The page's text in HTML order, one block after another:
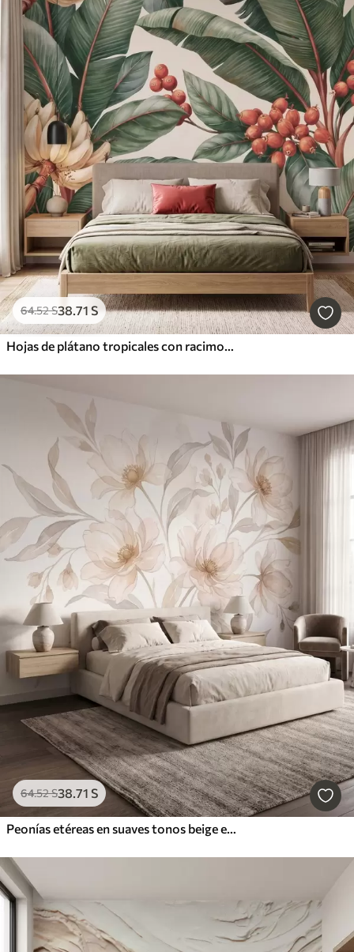
64.52S38.71 S
Hojas de plátano tropicales con racimos de bayas de café rojas, estilo acuarela
64.52S38.71 S
Peonías etéreas en suaves tonos beige empolvado